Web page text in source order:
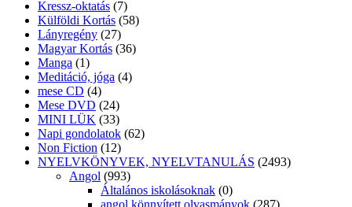
Kressz-oktatás (7)
Külföldi Kortás (58)
Lányregény (27)
Magyar Kortás (36)
Manga (1)
Meditáció, jóga (4)
mese CD (4)
Mese DVD (24)
MINI LÜK (33)
Napi gondolatok (62)
Non Fiction (12)
NYELVKÖNYVEK, NYELVTANULÁS (2493)
Angol (993)
Általános iskolásoknak (0)